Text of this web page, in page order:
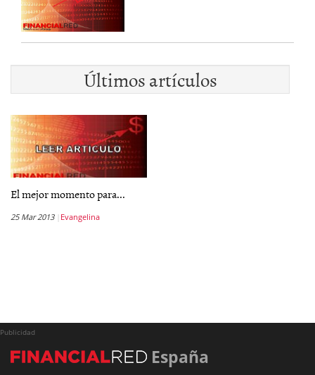
Últimos artículos
El mejor momento para...
25 Mar 2013 Evangelina
Publicidad
España